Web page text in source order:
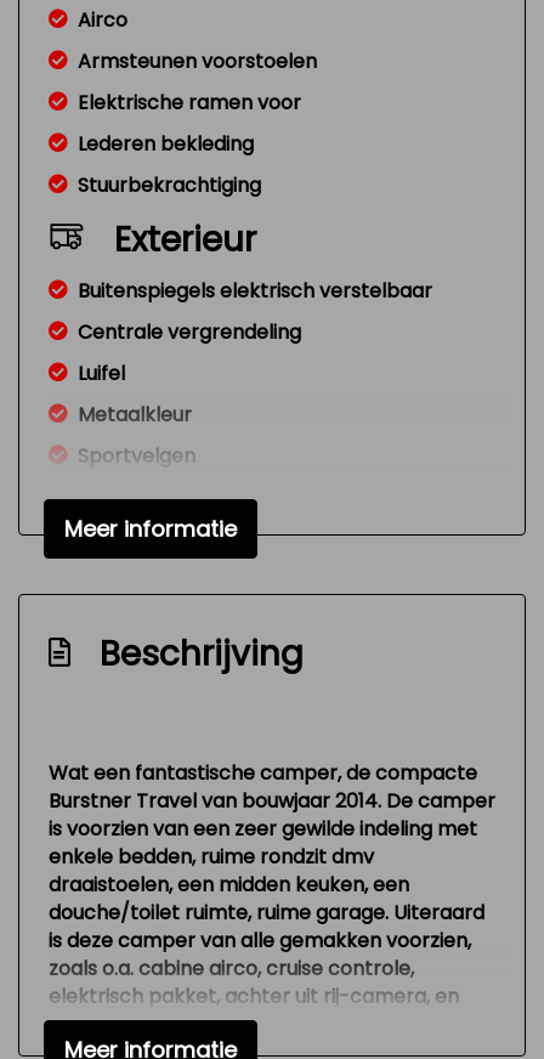
Airco
Armsteunen voorstoelen
Elektrische ramen voor
Lederen bekleding
Stuurbekrachtiging
Exterieur
Buitenspiegels elektrisch verstelbaar
Centrale vergrendeling
Luifel
Metaalkleur
Sportvelgen
Comfort
Cruise control
Meer informatie
Beschrijving
Wat een fantastische camper, de compacte
Burstner Travel van bouwjaar 2014. De camper
is voorzien van een zeer gewilde indeling met
enkele bedden, ruime rondzit dmv
draaistoelen, een midden keuken, een
douche/toilet ruimte, ruime garage. Uiteraard
is deze camper van alle gemakken voorzien,
zoals o.a. cabine airco, cruise controle,
elektrisch pakket, achter uit rij-camera, en
nog veel meer!
Meer informatie